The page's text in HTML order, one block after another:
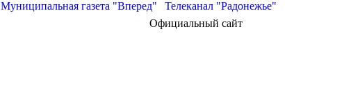
Муниципальная газета "Вперед"
Телеканал "Радонежье"
Официальный сайт